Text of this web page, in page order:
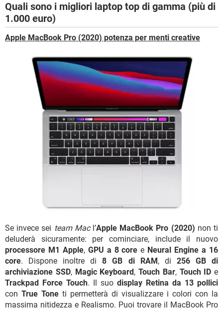
Quali sono i migliori laptop top di gamma (più di
1.000 euro)
Apple MacBook Pro (2020) potenza per menti creative
Se invece sei team Macl’Apple MacBook Pro (2020) non ti
deluderà sicuramente: per cominciare, include il nuovo
processore M1 Apple, GPU a 8 core e Neural Engine a 16
core. Dispone inoltre di8 GB di RAM, di 256 GB di
archiviazione SSD, Magic Keyboard, Touch Bar, Touch ID e
Trackpad Force Touch. Il suo display Retina da 13 pollici
con True Tone ti permetterà di visualizzare i colori con la
massima nitidezza e Realismo. Puoi trovare il MacBook Pro